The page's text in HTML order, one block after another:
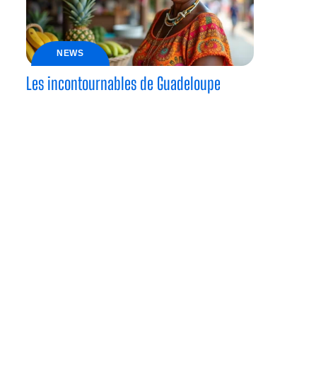
NEWS
Les incontournables de Guadeloupe